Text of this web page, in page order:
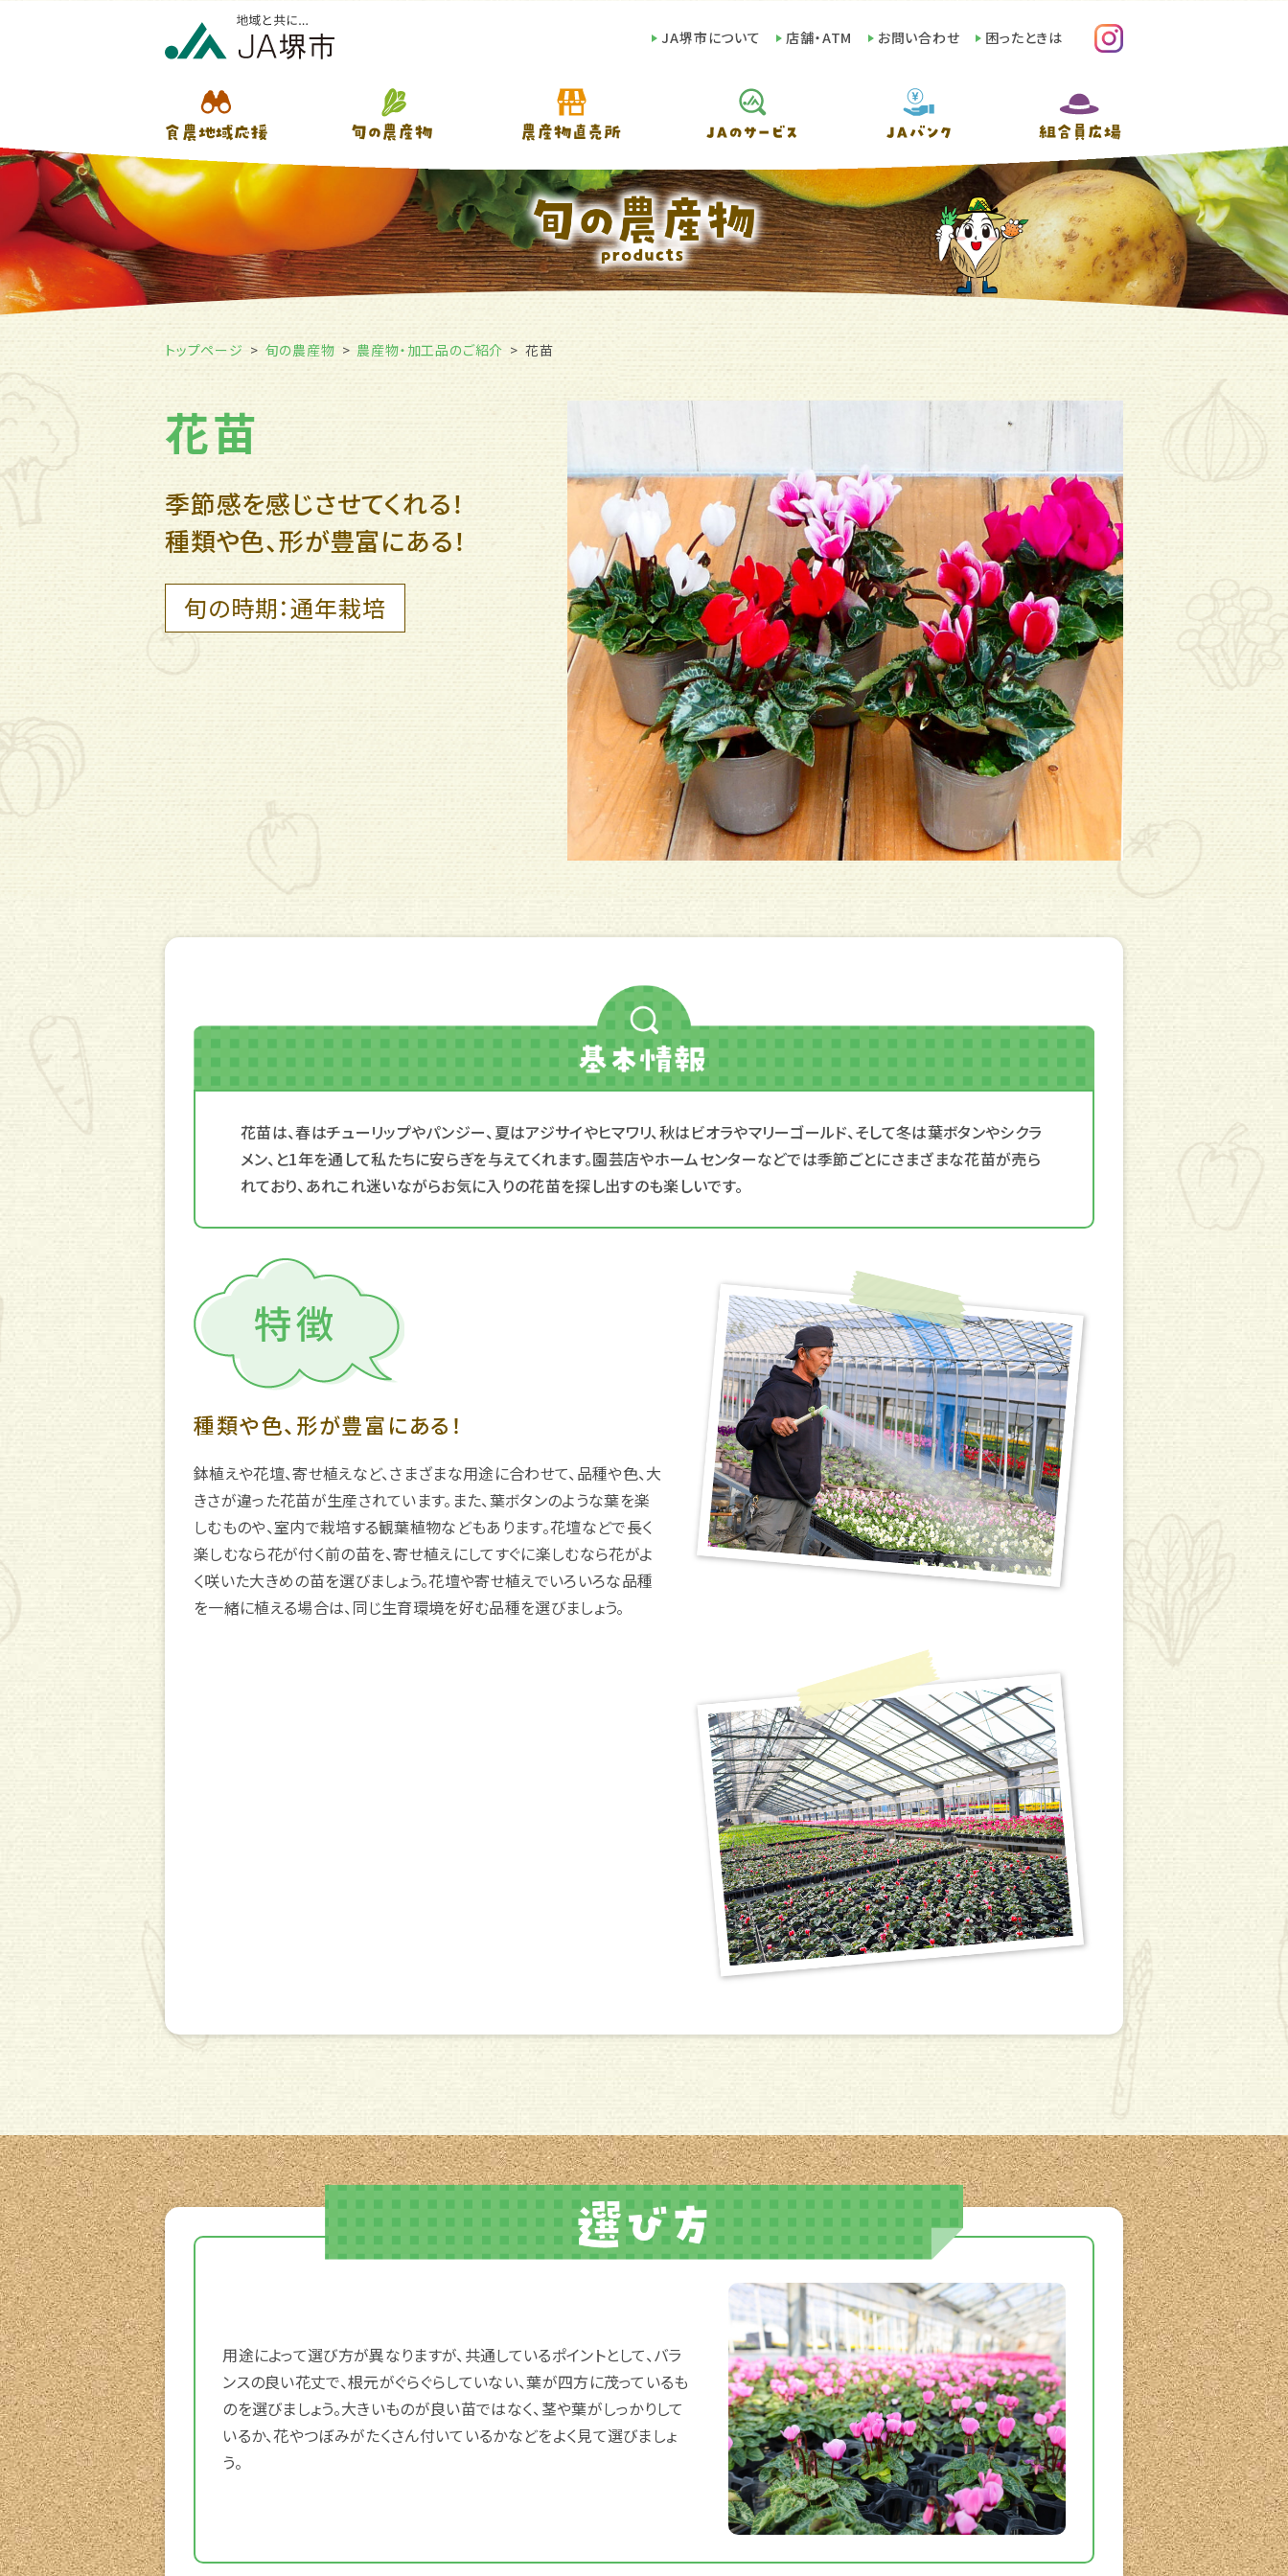
JA堺市について 店舗・ATM お問い合わせ 困ったときは
トップページ 旬の農産物 農産物・加工品のご紹介 花苗
花苗
季節感を感じさせてくれる！
種類や色、形が豊富にある！
旬の時期：通年栽培
花苗は、春はチューリップやパンジー、夏はアジサイやヒマワリ、秋はビオラやマリーゴールド、そして冬は葉ボタンやシクラ
メン、と1年を通して私たちに安らぎを与えてくれます。園芸店やホームセンターなどでは季節ごとにさまざまな花苗が売ら
れており、あれこれ迷いながらお気に入りの花苗を探し出すのも楽しいです。
種類や色、形が豊富にある！
鉢植えや花壇、寄せ植えなど、さまざまな用途に合わせて、品種や色、大
きさが違った花苗が生産されています。また、葉ボタンのような葉を楽
しむものや、室内で栽培する観葉植物などもあります。花壇などで長く
楽しむなら花が付く前の苗を、寄せ植えにしてすぐに楽しむなら花がよ
く咲いた大きめの苗を選びましょう。花壇や寄せ植えでいろいろな品種
を一緒に植える場合は、同じ生育環境を好む品種を選びましょう。
用途によって選び方が異なりますが、共通しているポイントとして、バラ
ンスの良い花丈で、根元がぐらぐらしていない、葉が四方に茂っているも
のを選びましょう。大きいものが良い苗ではなく、茎や葉がしっかりして
いるか、花やつぼみがたくさん付いているかなどをよく見て選びましょ
う。